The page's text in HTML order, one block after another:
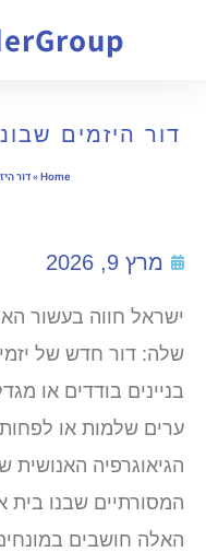
דור היזמים
Home
»דור
מרץ 9, 2026
ישראל חווה בעשור
שלה: דור חדש של יזמי
בניינים בודדים או
ערים שלמות או לפחות
הגיאוגרפיה האנושית
המסורתיים שבנו בית
האלה חושבים